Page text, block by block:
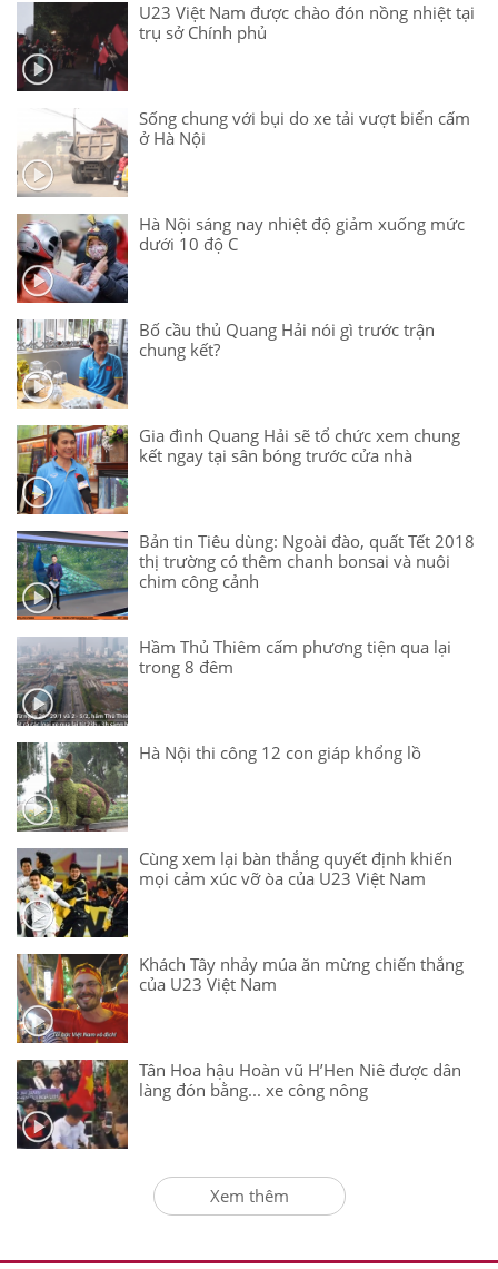
U23 Việt Nam được chào đón nồng nhiệt tại
trụ sở Chính phủ
Sống chung với bụi do xe tải vượt biển cấm
ở Hà Nội
Hà Nội sáng nay nhiệt độ giảm xuống mức
dưới 10 độ C
Bố cầu thủ Quang Hải nói gì trước trận
chung kết?
Gia đình Quang Hải sẽ tổ chức xem chung
kết ngay tại sân bóng trước cửa nhà
Bản tin Tiêu dùng: Ngoài đào, quất Tết 2018
thị trường có thêm chanh bonsai và nuôi
chim công cảnh
Hầm Thủ Thiêm cấm phương tiện qua lại
trong 8 đêm
Hà Nội thi công 12 con giáp khổng lồ
Cùng xem lại bàn thắng quyết định khiến
mọi cảm xúc vỡ òa của U23 Việt Nam
Khách Tây nhảy múa ăn mừng chiến thắng
của U23 Việt Nam
Tân Hoa hậu Hoàn vũ H’Hen Niê được dân
làng đón bằng... xe công nông
Xem thêm